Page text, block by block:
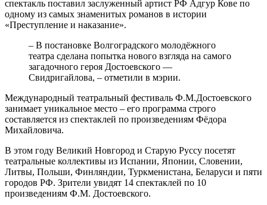
спектакль поставил заслуженный артист РФ Адгур Кове по
одному из самых знаменитых романов в истории
«Преступление и наказание».
– В постановке Волгоградского молодёжного
театра сделана попытка нового взгляда на самого
загадочного героя Достоевского —
Свидригайлова, – отметили в мэрии.
Международный театральный фестиваль Ф.М.Достоевского
занимает уникальное место – его программа строго
составляется из спектаклей по произведениям Фёдора
Михайловича.
В этом году Великий Новгород и Старую Руссу посетят
театральные коллективы из Испании, Японии, Словении,
Литвы, Польши, Финляндии, Туркменистана, Беларуси и пяти
городов РФ. Зрители увидят 14 спектаклей по 10
произведениям Ф.М. Достоевского.